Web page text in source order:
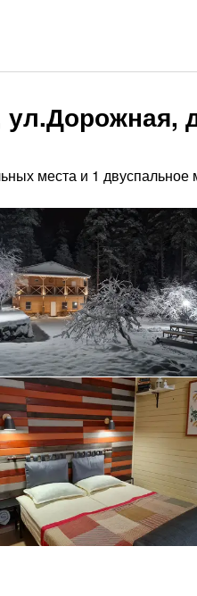
места и 1 двуспальное